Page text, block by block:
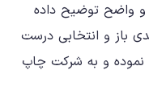
و واضح توضیح داده
باز و انتخابی درست
نموده و به شرکت چاپ